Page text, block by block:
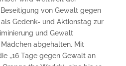
von Gewalt gegen
als Gedenk- und Aktionstag zur
und Gewalt
abgehalten. Mit
„16 Tage gegen Gewalt an